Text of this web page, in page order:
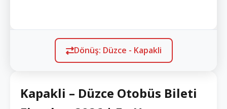
Dönüş: Düzce - Kapakli
Kapakli – Düzce Otobüs Bileti